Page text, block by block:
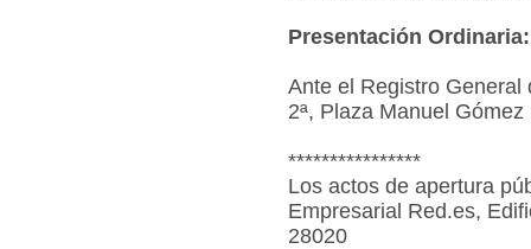
Presentación Ordinaria:
Ante el Registro General
2ª, Plaza Manuel
****************
Los actos de apertura
Empresarial Red.es,
28020